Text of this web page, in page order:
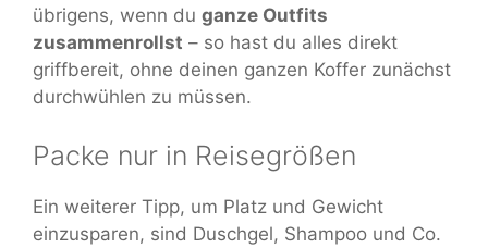
übrigens, wenn du ganze Outfits
zusammenrollst – so hast du alles direkt
griffbereit, ohne deinen ganzen Koffer zunächst
durchwühlen zu müssen.
Packe nur in Reisegrößen
Ein weiterer Tipp, um Platz und Gewicht
einzusparen, sind Duschgel, Shampoo und Co.